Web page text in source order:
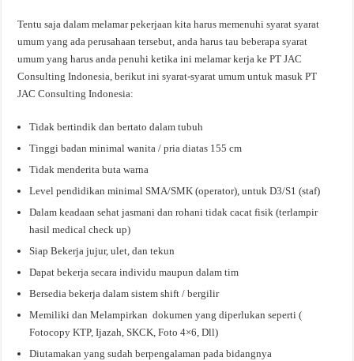
Tentu saja dalam melamar pekerjaan kita harus memenuhi syarat syarat
umum yang ada perusahaan tersebut, anda harus tau beberapa syarat
umum yang harus anda penuhi ketika ini melamar kerja ke PT JAC
Consulting Indonesia, berikut ini syarat-syarat umum untuk masuk PT
JAC Consulting Indonesia:
Tidak bertindik dan bertato dalam tubuh
Tinggi badan minimal wanita / pria diatas 155 cm
Tidak menderita buta warna
Level pendidikan minimal SMA/SMK (operator), untuk D3/S1 (staf)
Dalam keadaan sehat jasmani dan rohani tidak cacat fisik (terlampir
hasil medical check up)
Siap Bekerja jujur, ulet, dan tekun
Dapat bekerja secara individu maupun dalam tim
Bersedia bekerja dalam sistem shift / bergilir
Memiliki dan Melampirkan dokumen yang diperlukan seperti (
Fotocopy KTP, Ijazah, SKCK, Foto 4×6, Dll)
Diutamakan yang sudah berpengalaman pada bidangnya